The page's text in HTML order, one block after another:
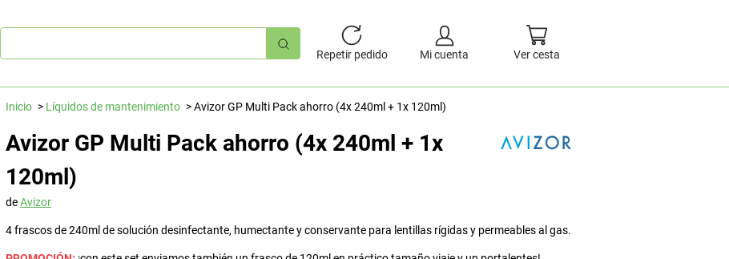
Búsqueda
Repetir pedido Mi cuenta Ver cesta
Inicio Líquidos de mantenimiento Avizor GP Multi Pack ahorro (4x 240ml + 1x 120ml)
Avizor GP Multi Pack ahorro (4x 240ml + 1x
120ml)
deAvizor
4 frascos de 240ml de solución desinfectante, humectante y conservante para lentillas rígidas y permeables al gas.